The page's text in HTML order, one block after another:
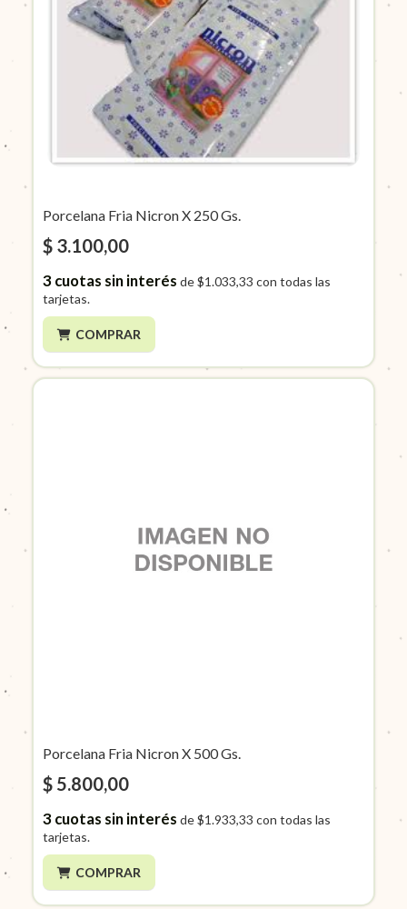
Porcelana Fria Nicron X 250 Gs.
$ 3.100,00
3cuotas sin interés de$1.033,33 con todas las
tarjetas.
COMPRAR
Porcelana Fria Nicron X 500 Gs.
$ 5.800,00
3cuotas sin interés de$1.933,33 con todas las
tarjetas.
COMPRAR